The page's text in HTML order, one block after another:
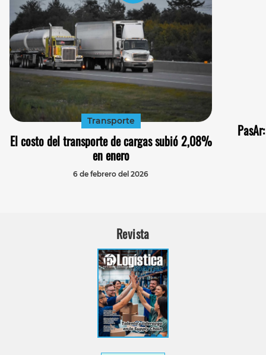
Transporte
El costo del transporte de cargas subió 2,08%
en enero
6 de febrero del 2026
Revista